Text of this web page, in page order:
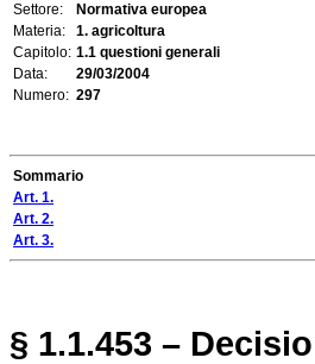
Settore:
Normativa europea
Materia:
1. agricoltura
Capitolo: 1.1 questioni generali
Data:
29/03/2004
Numero: 297
Sommario
Art. 1.
Art. 2.
Art. 3.
§ 1.1.453 –